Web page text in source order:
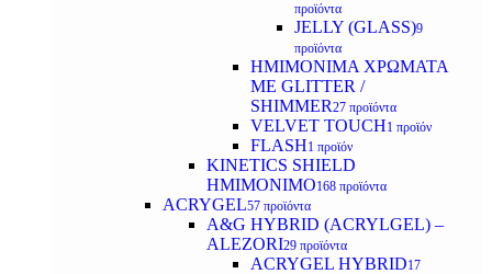
προϊόντα
JELLY (GLASS)9
προϊόντα
ΗΜΙΜΟΝΙΜA ΧΡΩΜΑΤΑ
ΜΕ GLITTER /
SHIMMER27 προϊόντα
VELVET TOUCH1 προϊόν
FLASH1 προϊόν
KINETICS SHIELD
ΗΜΙΜΟΝΙΜΟ168 προϊόντα
ACRYGEL57 προϊόντα
A&G HYBRID (ACRYLGEL) –
ALEZORI29 προϊόντα
ACRYGEL HYBRID17